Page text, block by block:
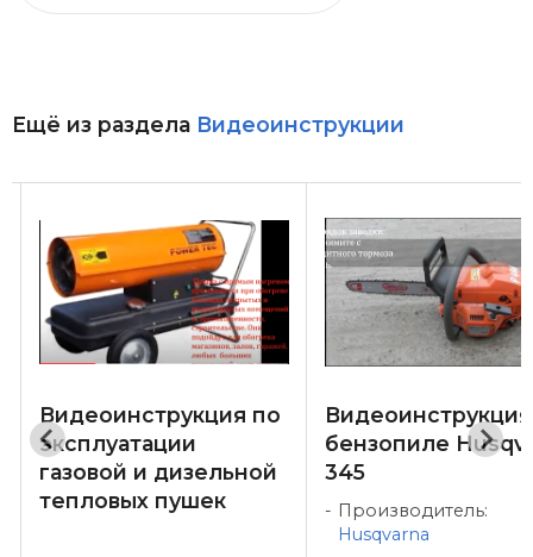
Ещё из раздела Видеоинструкции
Видеоинструкция по
эксплуатации
газовой и дизельной
тепловых пушек
бензопиле
345
Производитель:
Husqvarna